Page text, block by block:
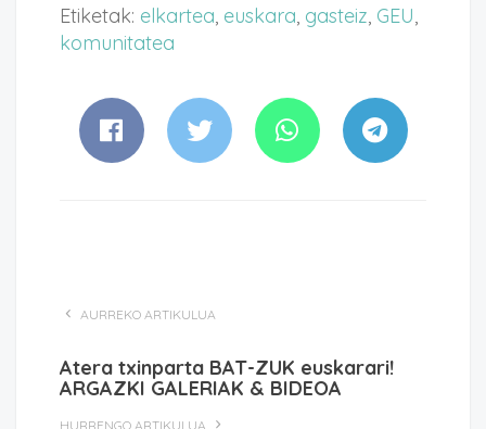
Etiketak: elkartea, euskara, gasteiz, GEU,
komunitatea
AURREKO ARTIKULUA
Atera txinparta BAT-ZUK euskarari!
ARGAZKI GALERIAK & BIDEOA
HURRENGO ARTIKULUA